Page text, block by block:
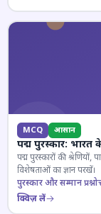
MCQ आसान
पद्म पुरस्कार: भारत
पद्म पुरस्कारों की
विशेषताओं का ज्ञान परखें।
पुरस्कार और सम्मान
क्विज़ लें